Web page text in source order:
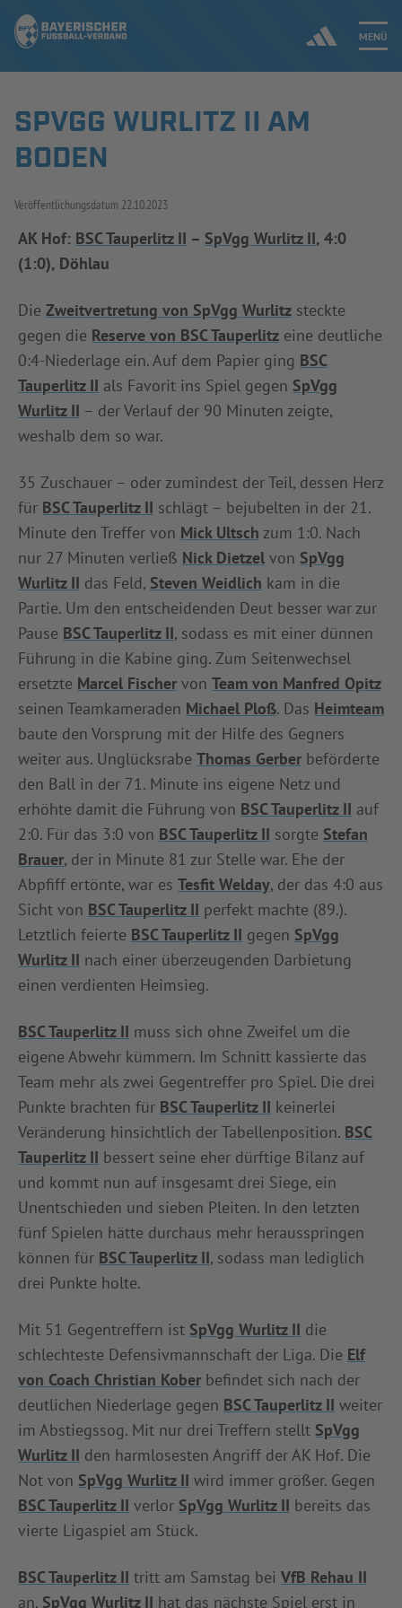
MENÜ
Jetzt einloggen
SPIELBETRIEB & VERBANDSLEBEN
AUSBILDUNG & FÖRDERUNG
DER VERBAND
SPVGG WURLITZ II AM
BODEN
Veröffentlichungsdatum 22.10.2023
AK Hof: BSC Tauperlitz II – SpVgg Wurlitz II, 4:0
(1:0), Döhlau
Die Zweitvertretung von SpVgg Wurlitz steckte
gegen die Reserve von BSC Tauperlitz eine deutliche
0:4-Niederlage ein. Auf dem Papier ging BSC
Tauperlitz II als Favorit ins Spiel gegen SpVgg
Wurlitz II – der Verlauf der 90 Minuten zeigte,
weshalb dem so war.
35 Zuschauer – oder zumindest der Teil, dessen Herz
für BSC Tauperlitz II schlägt – bejubelten in der 21.
Minute den Treffer von Mick Ultsch zum 1:0. Nach
nur 27 Minuten verließ Nick Dietzel von SpVgg
Wurlitz II das Feld, Steven Weidlich kam in die
Partie. Um den entscheidenden Deut besser war zur
Pause BSC Tauperlitz II, sodass es mit einer dünnen
Führung in die Kabine ging. Zum Seitenwechsel
ersetzte Marcel Fischer von Team von Manfred Opitz
seinen Teamkameraden Michael Ploß. Das Heimteam
baute den Vorsprung mit der Hilfe des Gegners
weiter aus. Unglücksrabe Thomas Gerber beförderte
den Ball in der 71. Minute ins eigene Netz und
erhöhte damit die Führung von BSC Tauperlitz II auf
2:0. Für das 3:0 von BSC Tauperlitz II sorgte Stefan
Brauer, der in Minute 81 zur Stelle war. Ehe der
Abpfiff ertönte, war es Tesfit Welday, der das 4:0 aus
Sicht von BSC Tauperlitz II perfekt machte (89.).
Letztlich feierte BSC Tauperlitz II gegen SpVgg
Wurlitz II nach einer überzeugenden Darbietung
einen verdienten Heimsieg.
BSC Tauperlitz II muss sich ohne Zweifel um die
eigene Abwehr kümmern. Im Schnitt kassierte das
Team mehr als zwei Gegentreffer pro Spiel. Die drei
Punkte brachten für BSC Tauperlitz II keinerlei
Veränderung hinsichtlich der Tabellenposition. BSC
Tauperlitz II bessert seine eher dürftige Bilanz auf
und kommt nun auf insgesamt drei Siege, ein
Unentschieden und sieben Pleiten. In den letzten
fünf Spielen hätte durchaus mehr herausspringen
können für BSC Tauperlitz II, sodass man lediglich
drei Punkte holte.
Mit 51 Gegentreffern ist SpVgg Wurlitz II die
schlechteste Defensivmannschaft der Liga. Die Elf
von Coach Christian Kober befindet sich nach der
deutlichen Niederlage gegen BSC Tauperlitz II weiter
im Abstiegssog. Mit nur drei Treffern stellt SpVgg
Wurlitz II den harmlosesten Angriff der AK Hof. Die
Not von SpVgg Wurlitz II wird immer größer. Gegen
BSC Tauperlitz II verlor SpVgg Wurlitz II bereits das
vierte Ligaspiel am Stück.
BSC Tauperlitz II tritt am Samstag bei VfB Rehau II
an. SpVgg Wurlitz II hat das nächste Spiel erst in